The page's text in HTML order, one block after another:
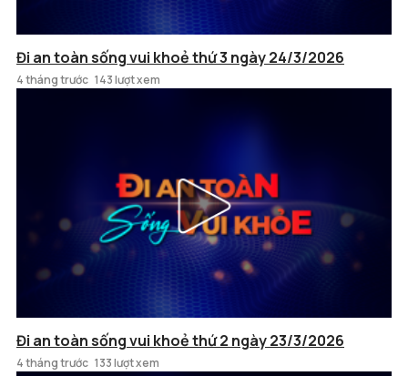
Đi an toàn sống vui khoẻ thứ 3 ngày 24/3/2026
4 tháng trước 143 lượt xem
Đi an toàn sống vui khoẻ thứ 2 ngày 23/3/2026
4 tháng trước 133 lượt xem